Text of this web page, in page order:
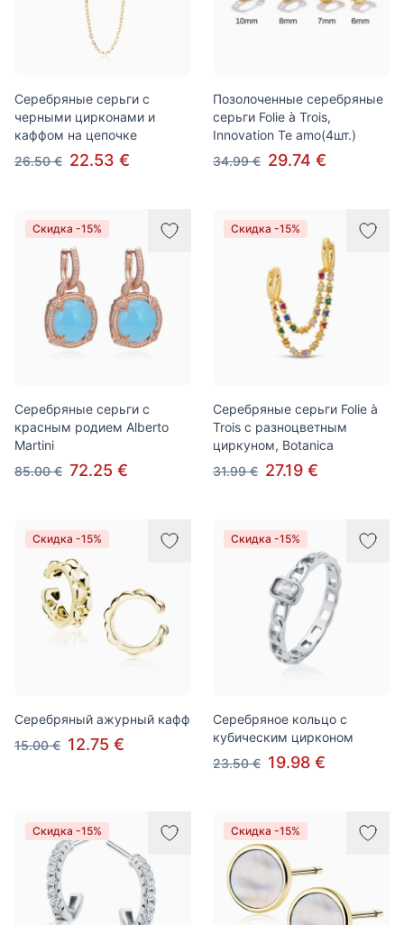
Серебряные серьги с
черными цирконами и
каффом на цепочке
26.50 € 22.53 €
Позолоченные серебряные
серьги Folie à Trois,
Innovation Te amo(4шт.)
34.99 € 29.74 €
Скидка -15%
Серебряные серьги с
красным родием Alberto
Martini
85.00 € 72.25 €
Скидка -15%
Серебряные серьги Folie à
Trois с разноцветным
циркуном, Botanica
31.99 € 27.19 €
Скидка -15%
Серебряный ажурный кафф
15.00 € 12.75 €
Скидка -15%
Серебряное кольцо с
кубическим цирконом
23.50 € 19.98 €
Скидка -15% Скидка -15%